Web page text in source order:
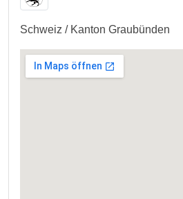
Schweiz / Kanton Graubünden